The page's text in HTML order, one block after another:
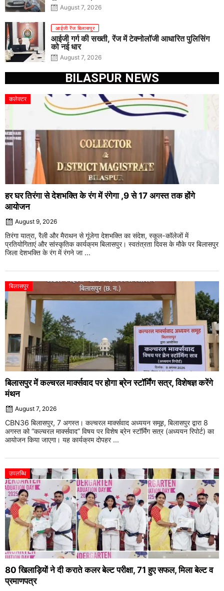
August 7, 2026
आईजी रेंज बिलासपुर
आईजी गर्ग की सख्ती, रेंज में टेक्नोलॉजी आधारित पुलिसिंग
को नई धार
August 7, 2026
BILASPUR NEWS
कलेक्टर
हर घर तिरंगा से देशभक्ति के रंग में रंगेगा ,9 से 17 अगस्त तक होंगे
आयोजन
August 9, 2026
तिरंगा यात्रा, रैली और मैराथन से गूंजेगा देशभक्ति का संदेश, स्कूल-कॉलेजों में
प्रतियोगिताएं और सांस्कृतिक कार्यक्रम बिलासपुर। स्वतंत्रता दिवस के मौके पर बिलासपुर
जिला देशभक्ति के रंग में रंगने जा ...
बिलासपुर
बिलासपुर में कल्चरल मार्क्सवाद पर होगा ब्रेन स्टॉर्मिंग सत्र, विशेषज्ञ करेंगे
मंथन
August 7, 2026
CBN36 बिलासपुर, 7 अगस्त। कल्चरल मार्क्सवाद अध्ययन समूह, बिलासपुर द्वारा 8
अगस्त को “कल्चरल मार्क्सवाद” विषय पर विशेष ब्रेन स्टॉर्मिंग सत्र (अध्ययन रिपोर्ट) का
आयोजन किया जाएगा। यह कार्यक्रम दोपहर ...
उपलब्धि
80 खिलाड़ियों ने दी कराते कलर बेल्ट परीक्षा, 71 हुए सफल, मिला बेल्ट व
प्रमाणपत्र